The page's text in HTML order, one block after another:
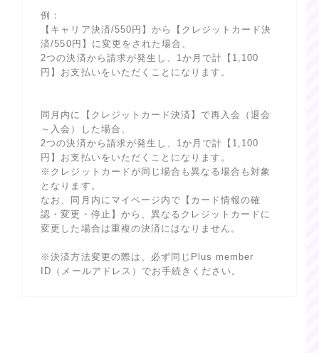
例：
【キャリア決済/550円】から【クレジットカード決
済/550円】に変更をされた場合、
2つの決済から請求が発生し、1か月で計【1,100
円】お支払いをいただくことになります。
同月内に【クレジットカード決済】で再入会（退会
～入会）した場合、
2つの決済から請求が発生し、1か月で計【1,100
円】お支払いをいただくことになります。
※クレジットカードが同じ場合も異なる場合も対象
となります。
なお、同月内にマイページ内で【カード情報の確
認・変更・停止】から、異なるクレジットカードに
変更した場合は重複の決済にはなりません。
※決済方法変更の際は、必ず同じPlus member
ID（メールアドレス）でお手続きください。